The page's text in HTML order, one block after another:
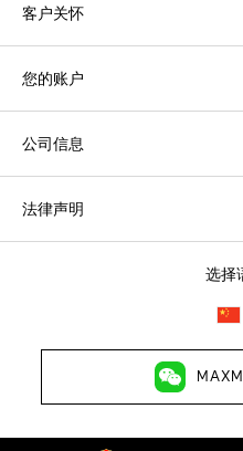
客户关怀
您的账户
公司信息
法律声明
选择